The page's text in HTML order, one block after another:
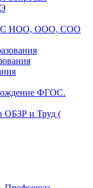
НОО, ООО, СОО
ФГОС.
ОБЗР и Труд (